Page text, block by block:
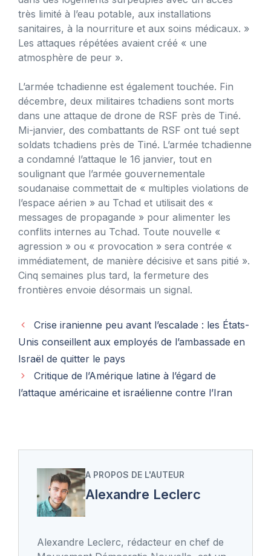
très limité à l’eau potable, aux installations
sanitaires, à la nourriture et aux soins médicaux. »
Les attaques répétées avaient créé « une
atmosphère de peur ».
L’armée tchadienne est également touchée. Fin
décembre, deux militaires tchadiens sont morts
dans une attaque de drone de RSF près de Tiné.
Mi-janvier, des combattants de RSF ont tué sept
soldats tchadiens près de Tiné. L’armée tchadienne
a condamné l’attaque le 16 janvier, tout en
soulignant que l’armée gouvernementale
soudanaise commettait de « multiples violations de
l’espace aérien » au Tchad et utilisait des «
messages de propagande » pour alimenter les
conflits internes au Tchad. Toute nouvelle «
agression » ou « provocation » sera contrée «
immédiatement, de manière décisive et sans pitié ».
Cinq semaines plus tard, la fermeture des
frontières envoie désormais un signal.
Crise iranienne peu avant l’escalade : les États-
Unis conseillent aux employés de l’ambassade en
Israël de quitter le pays
Critique de l’Amérique latine à l’égard de
l’attaque américaine et israélienne contre l’Iran
A PROPOS DE L'AUTEUR
Alexandre Leclerc
Alexandre Leclerc, rédacteur en chef de